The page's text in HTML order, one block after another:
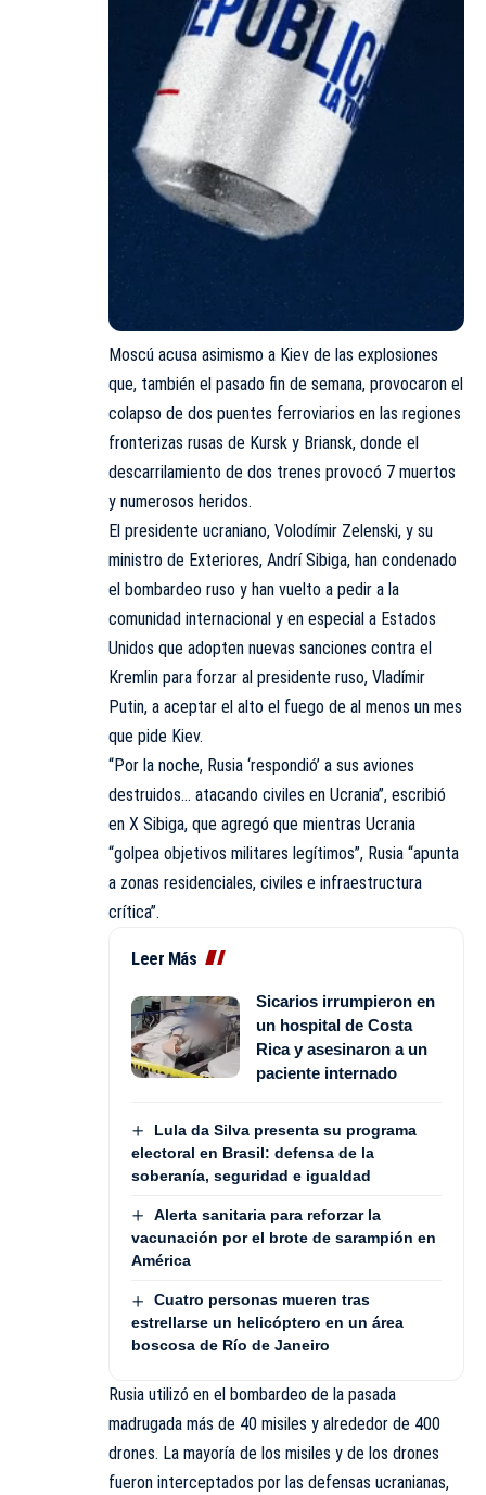
Moscú acusa asimismo a Kiev de las explosiones
que, también el pasado fin de semana, provocaron el
colapso de dos puentes ferroviarios en las regiones
fronterizas rusas de Kursk y Briansk, donde el
descarrilamiento de dos trenes provocó 7 muertos
y numerosos heridos.
El presidente ucraniano, Volodímir Zelenski, y su
ministro de Exteriores, Andrí Sibiga, han condenado
el bombardeo ruso y han vuelto a pedir a la
comunidad internacional y en especial a Estados
Unidos que adopten nuevas sanciones contra el
Kremlin para forzar al presidente ruso, Vladímir
Putin, a aceptar el alto el fuego de al menos un mes
que pide Kiev.
“Por la noche, Rusia ‘respondió’ a sus aviones
destruidos… atacando civiles en Ucrania”, escribió
en X Sibiga, que agregó que mientras Ucrania
“golpea objetivos militares legítimos”, Rusia “apunta
a zonas residenciales, civiles e infraestructura
crítica”.
Leer Más
Sicarios irrumpieron en
un hospital de Costa
Rica y asesinaron a un
paciente internado
Lula da Silva presenta su programa
electoral en Brasil: defensa de la
soberanía, seguridad e igualdad
Alerta sanitaria para reforzar la
vacunación por el brote de sarampión en
América
Cuatro personas mueren tras
estrellarse un helicóptero en un área
boscosa de Río de Janeiro
Rusia utilizó en el bombardeo de la pasada
madrugada más de 40 misiles y alrededor de 400
drones. La mayoría de los misiles y de los drones
fueron interceptados por las defensas ucranianas,